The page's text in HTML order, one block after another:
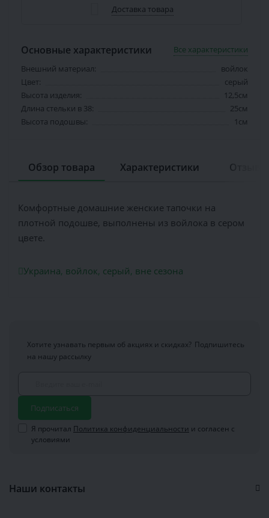
Доставка товара
Основные характеристики
Все характеристики
Внешний материал:
войлок
Цвет:
серый
Высота изделия:
12,5см
Длина стельки в 38:
25см
Высота подошвы:
1см
Обзор товара Характеристики
Комфортные домашние женские тапочки на
плотной подошве, выполнены из войлока в сером
цвете.
Украина, войлок, серый, вне сезона
Хотите узнавать первым об акциях и скидках? Подпишитесь
на нашу рассылку
Подписаться
Я прочитал Политика конфиденциальности и согласен с
условиями
Наши контакты